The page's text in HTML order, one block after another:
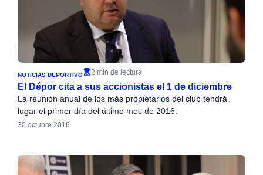
NOTICIAS DEPORTIVO 2 min de lectura
El Dépor cita a sus accionistas el 1 de diciembre
La reunión anual de los más propietarios del club tendrá
lugar el primer día del último mes de 2016.
30 octubre 2016